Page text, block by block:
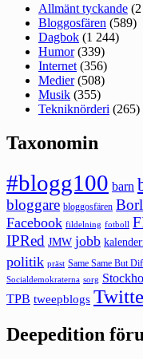
Allmänt tyckande
Bloggosfären (589)
Dagbok (1 244)
Humor(339)
Internet (356)
Medier(508)
Musik (355)
Tekniknörderi (265)
Taxonomin
#blogg100 barn
bloggare bloggosfären
Facebook fildelning fotboll
IPRed JMW jobb
politik präst Same Same But
Socialdemokraterna sorg
TPB tweepblogs
Deepedition